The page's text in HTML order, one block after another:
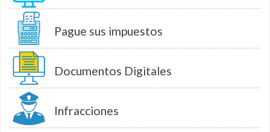
Pague sus impuestos
Documentos Digitales
Infracciones